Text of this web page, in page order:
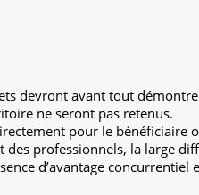
devront avant tout
ne seront pas retenus.
pour le bénéficiaire
professionnels, la large
d’avantage